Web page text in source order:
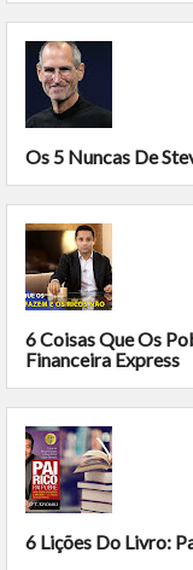
Os 5 Nuncas De
6 Coisas Que Os
Financeira Express
6 Lições Do Livro: